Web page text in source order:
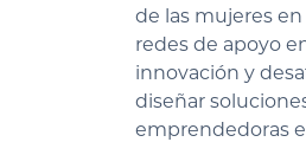
de las mujeres
redes de apoyo
innovación y
diseñar
emprendedoras